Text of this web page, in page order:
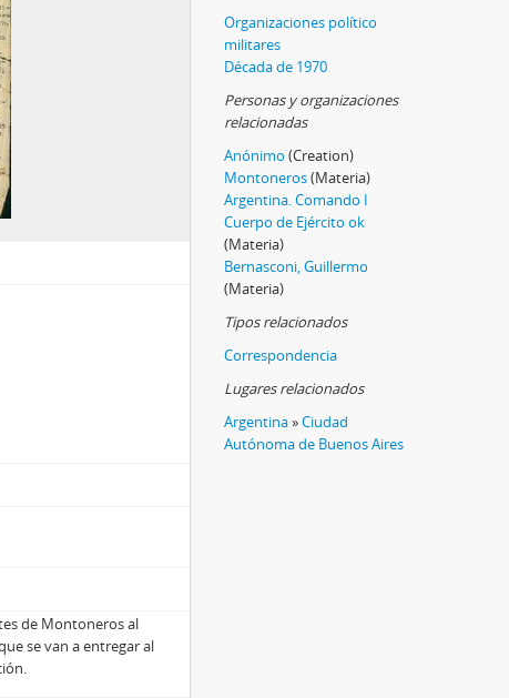
de Montoneros al
se van a entregar al
Organizaciones político
militares
Década de 1970
Personas y organizaciones
relacionadas
Anónimo (Creation)
Montoneros(Materia)
Argentina. Comando I
Cuerpo de Ejército ok
(Materia)
Bernasconi, Guillermo
(Materia)
Tipos relacionados
Correspondencia
Lugares relacionados
Argentina»Ciudad
Autónoma de Buenos Aires